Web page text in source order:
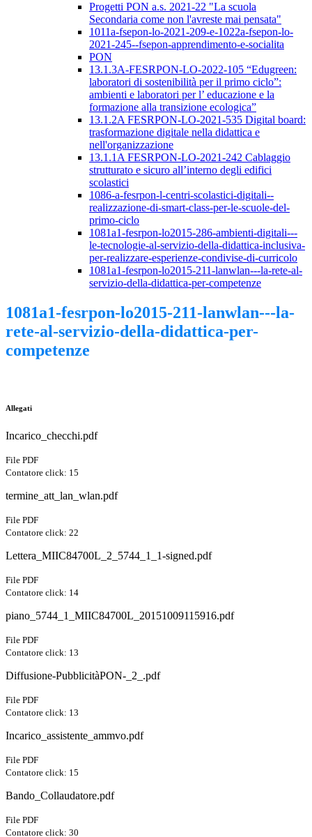
Progetti PON a.s. 2021-22 "La scuola
Secondaria come non l'avreste mai pensata"
1011a-fsepon-lo-2021-209-e-1022a-fsepon-lo-
2021-245--fsepon-apprendimento-e-socialita
PON
13.1.3A-FESRPON-LO-2022-105 “Edugreen:
laboratori di sostenibilità per il primo ciclo”:
ambienti e laboratori per l’ educazione e la
formazione alla transizione ecologica”
13.1.2A FESRPON-LO-2021-535 Digital board:
trasformazione digitale nella didattica e
nell'organizzazione
13.1.1A FESRPON-LO-2021-242 Cablaggio
strutturato e sicuro all’interno degli edifici
scolastici
1086-a-fesrpon-l-centri-scolastici-digitali--
realizzazione-di-smart-class-per-le-scuole-del-
primo-ciclo
1081a1-fesrpon-lo2015-286-ambienti-digitali---
le-tecnologie-al-servizio-della-didattica-inclusiva-
per-realizzare-esperienze-condivise-di-curricolo
1081a1-fesrpon-lo2015-211-lanwlan---la-rete-al-
servizio-della-didattica-per-competenze
1081a1-fesrpon-lo2015-211-lanwlan---la-
rete-al-servizio-della-didattica-per-
competenze
Allegati
Incarico_checchi.pdf
File PDF
Contatore click: 15
termine_att_lan_wlan.pdf
File PDF
Contatore click: 22
Lettera_MIIC84700L_2_5744_1_1-signed.pdf
File PDF
Contatore click: 14
piano_5744_1_MIIC84700L_20151009115916.pdf
File PDF
Contatore click: 13
Diffusione-PubblicitàPON-_2_.pdf
File PDF
Contatore click: 13
Incarico_assistente_ammvo.pdf
File PDF
Contatore click: 15
Bando_Collaudatore.pdf
File PDF
Contatore click: 30